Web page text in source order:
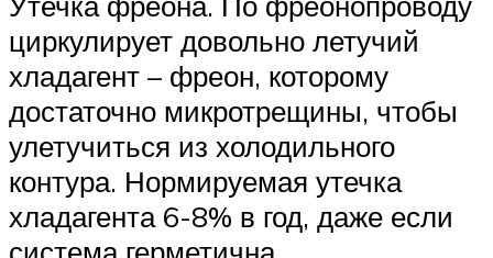
циркулирует довольно летучий
хладагент – фреон, которому
достаточно микротрещины, чтобы
улетучиться из холодильного
контура. Нормируемая утечка
хладагента 6-8% в год, даже если